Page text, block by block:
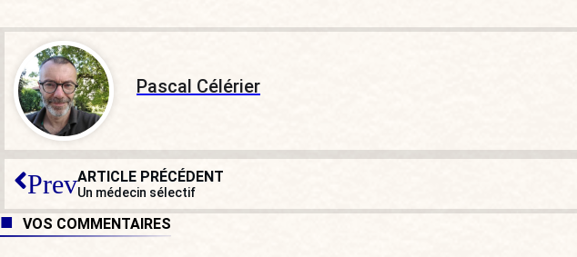
Pascal Célérier
PrevARTICLE PRÉCÉDENT
Un médecin sélectif
VOS COMMENTAIRES